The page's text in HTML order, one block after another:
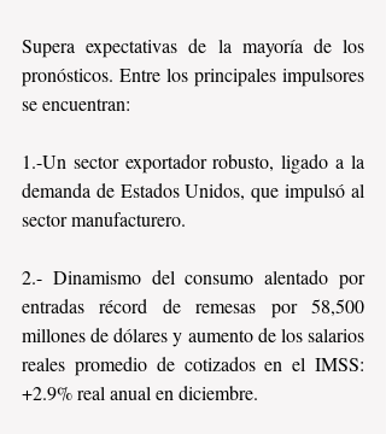
Supera expectativas de la mayoría de los
pronósticos. Entre los principales impulsores
se encuentran:
1.-Un sector exportador robusto, ligado a la
demanda de Estados Unidos, que impulsó al
sector manufacturero.
2.- Dinamismo del consumo alentado por
entradas récord de remesas por 58,500
millones de dólares y aumento de los salarios
reales promedio de cotizados en el IMSS:
+2.9% real anual en diciembre.